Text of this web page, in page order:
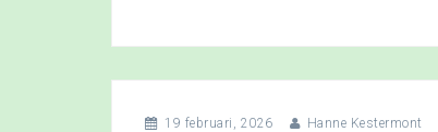
19 februari, 2026 Hanne Kestermont